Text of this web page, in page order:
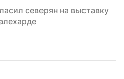
северян на выставку